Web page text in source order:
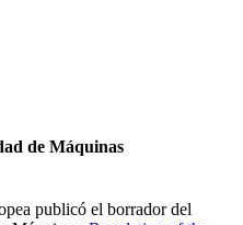
de Máquinas
publicó el borrador del